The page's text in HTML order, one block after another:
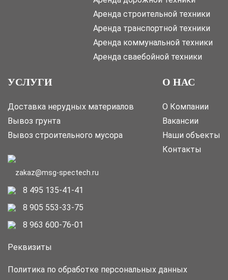
Аренда строительной техники
Аренда транспортной техники
Аренда коммунальной техники
Аренда сваебойной техники
УСЛУГИ
Доставка нерудных материалов
Вывоз грунта
Вывоз строительного мусора
О НАС
О Компании
Вакансии
Наши объекты
Контакты
zakaz@msg-spectech.ru
8 495 135-41-41
8 905 553-33-75
8 963 600-76-01
Реквизиты
Политика по обработке персональных данных